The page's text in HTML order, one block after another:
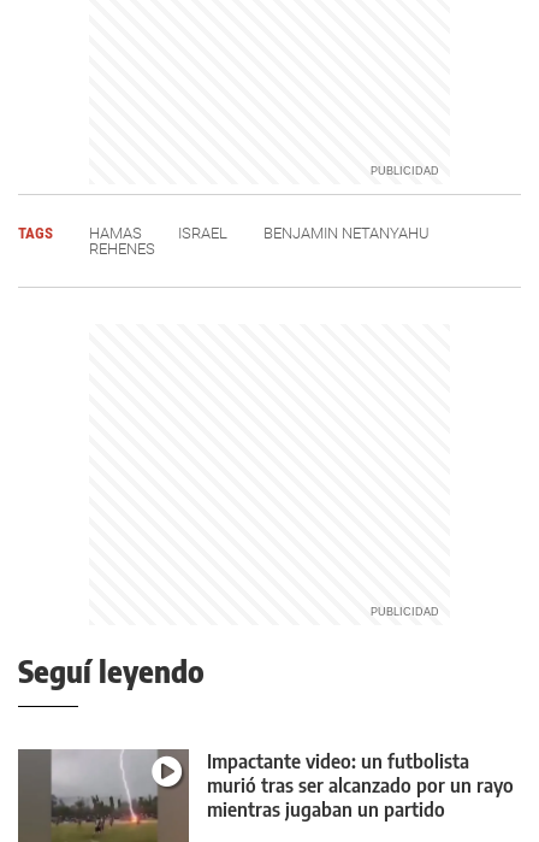
TAGS HAMAS ISRAEL
BENJAMIN NETANYAHU
REHENES
Seguí leyendo
Impactante video: un futbolista
murió tras ser alcanzado por un rayo
mientras jugaban un partido